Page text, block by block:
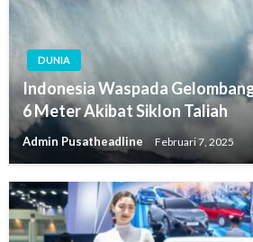
DUNIA
Indonesia Waspada
6 Meter Akibat Siklon Taliah
Admin Pusatheadline Februari 7, 2025